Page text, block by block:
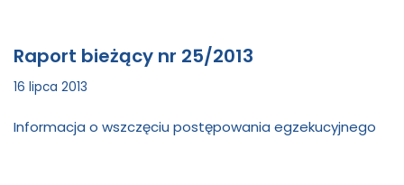
Raport bieżący nr 25/2013
16 lipca 2013
Informacja o wszczęciu postępowania egzekucyjnego